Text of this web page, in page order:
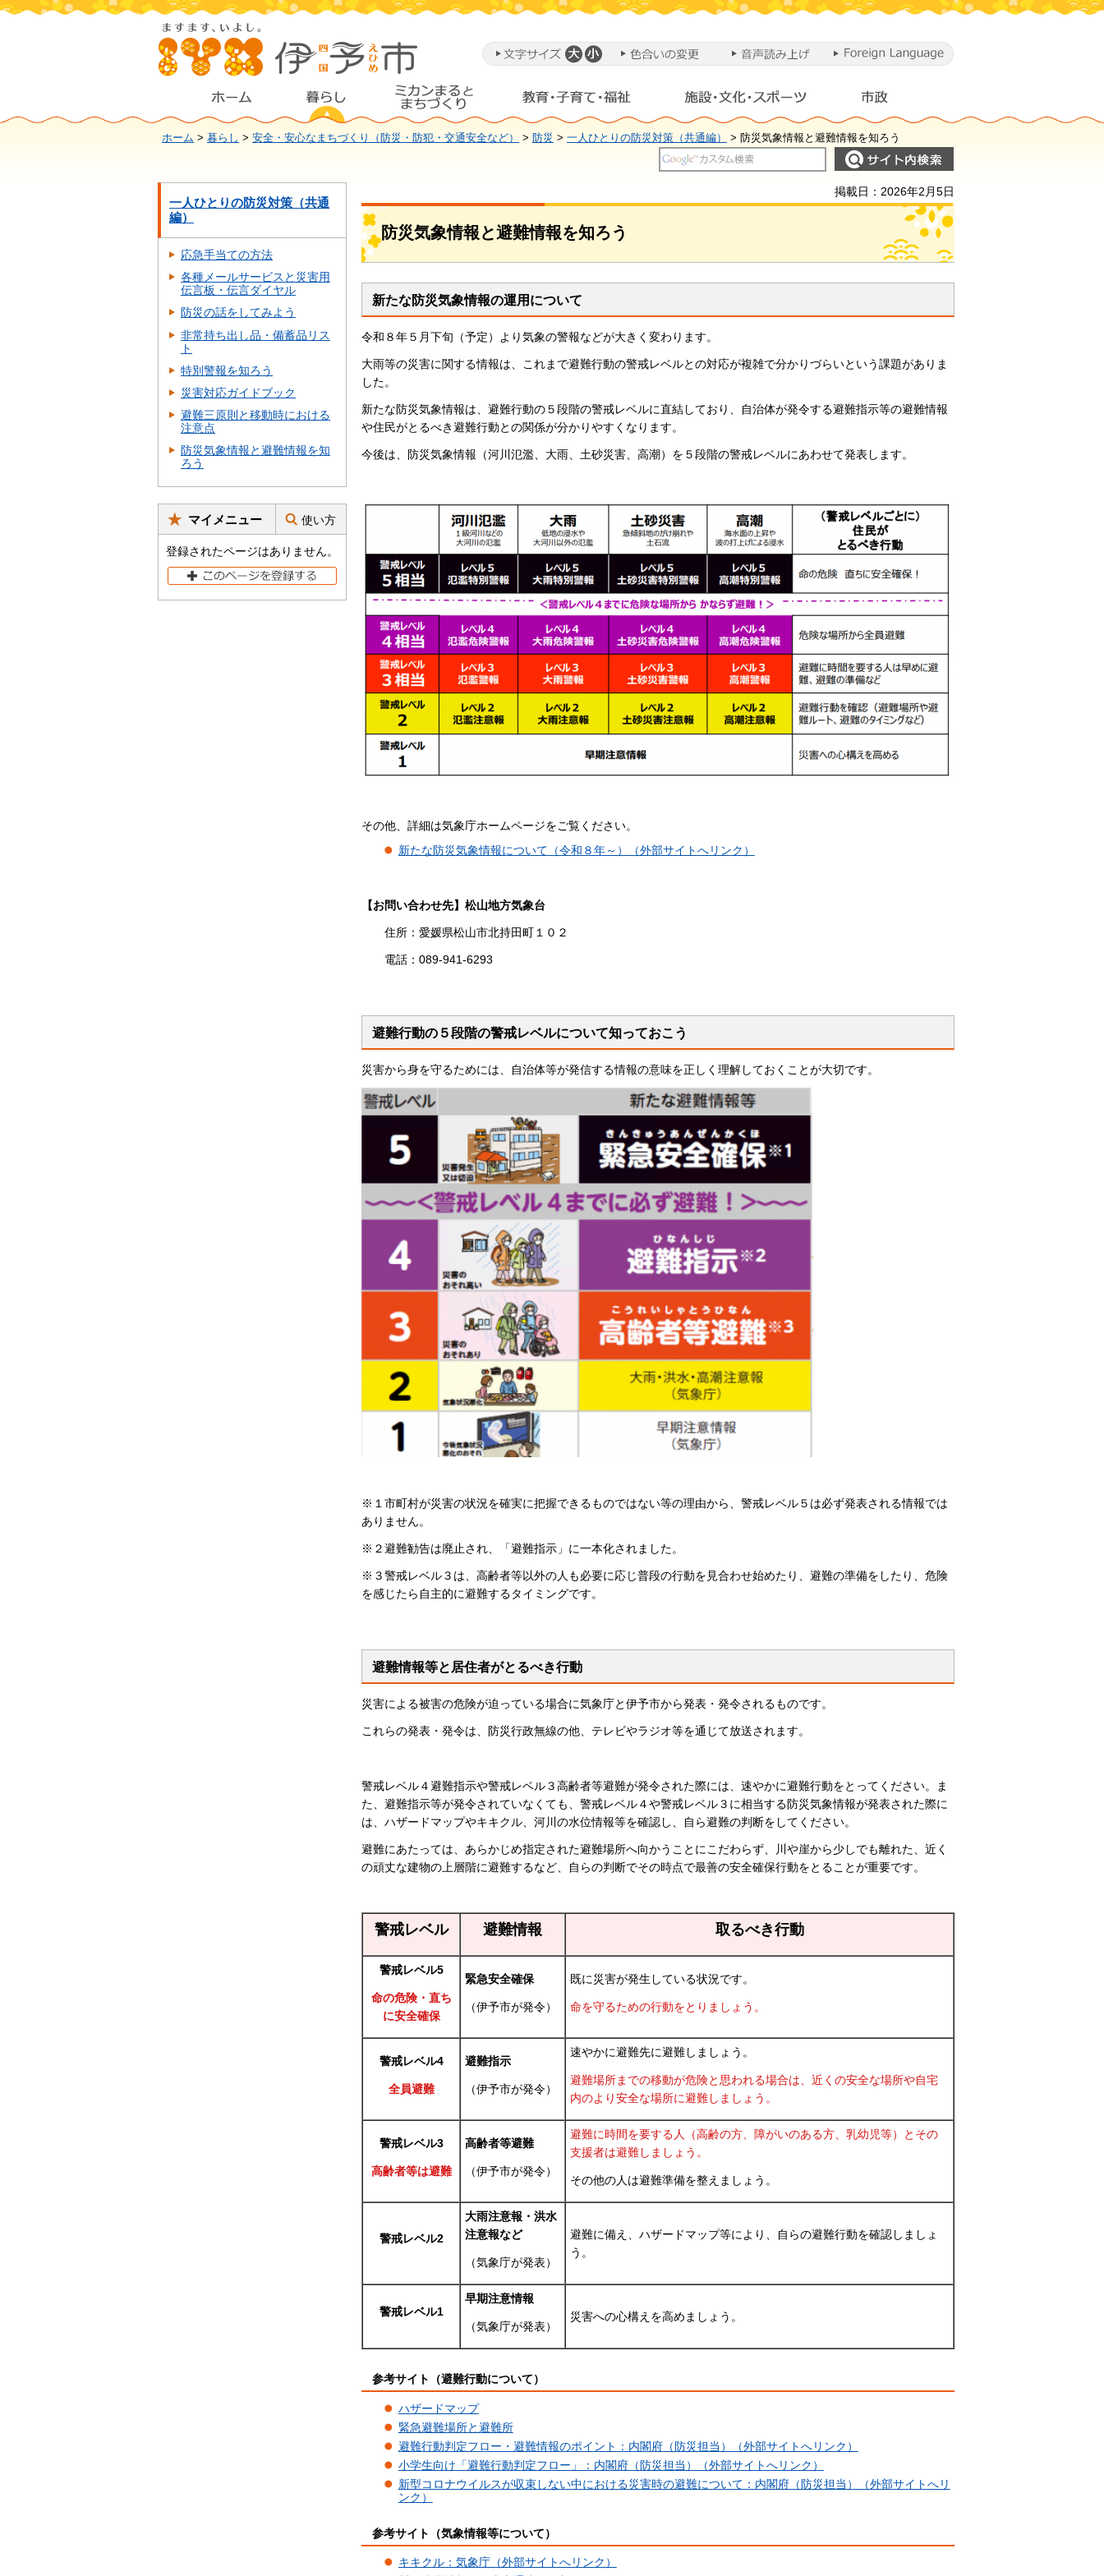
ホーム > 暮らし > 安全・安心なまちづくり（防災・防犯・交通安全など） > 防災 > 一人ひとりの防災対策（共通編） > 防災気象情報と避難情報を知ろう
一人ひとりの防災対策（共通
編）
応急手当ての方法
各種メールサービスと災害用
伝言板・伝言ダイヤル
防災の話をしてみよう
非常持ち出し品・備蓄品リス
ト
特別警報を知ろう
災害対応ガイドブック
避難三原則と移動時における
注意点
防災気象情報と避難情報を知
ろう
マイメニュー 使い方
登録されたページはありません。
掲載日：2026年2月5日
防災気象情報と避難情報を知ろう
新たな防災気象情報の運用について
令和８年５月下旬（予定）より気象の警報などが大きく変わります。
大雨等の災害に関する情報は、これまで避難行動の警戒レベルとの対応が複雑で分かりづらいという課題がありま
した。
新たな防災気象情報は、避難行動の５段階の警戒レベルに直結しており、自治体が発令する避難指示等の避難情報
や住民がとるべき避難行動との関係が分かりやすくなります。
今後は、防災気象情報（河川氾濫、大雨、土砂災害、高潮）を５段階の警戒レベルにあわせて発表します。
その他、詳細は気象庁ホームページをご覧ください。
新たな防災気象情報について（令和８年～）（外部サイトへリンク）
【お問い合わせ先】松山地方気象台
住所：愛媛県松山市北持田町１０２
電話：089-941-6293
避難行動の５段階の警戒レベルについて知っておこう
災害から身を守るためには、自治体等が発信する情報の意味を正しく理解しておくことが大切です。
※１市町村が災害の状況を確実に把握できるものではない等の理由から、警戒レベル５は必ず発表される情報では
ありません。
※２避難勧告は廃止され、「避難指示」に一本化されました。
※３警戒レベル３は、高齢者等以外の人も必要に応じ普段の行動を見合わせ始めたり、避難の準備をしたり、危険
を感じたら自主的に避難するタイミングです。
避難情報等と居住者がとるべき行動
災害による被害の危険が迫っている場合に気象庁と伊予市から発表・発令されるものです。
これらの発表・発令は、防災行政無線の他、テレビやラジオ等を通じて放送されます。
警戒レベル４避難指示や警戒レベル３高齢者等避難が発令された際には、速やかに避難行動をとってください。ま
た、避難指示等が発令されていなくても、警戒レベル４や警戒レベル３に相当する防災気象情報が発表された際に
は、ハザードマップやキキクル、河川の水位情報等を確認し、自ら避難の判断をしてください。
避難にあたっては、あらかじめ指定された避難場所へ向かうことにこだわらず、川や崖から少しでも離れた、近く
の頑丈な建物の上層階に避難するなど、自らの判断でその時点で最善の安全確保行動をとることが重要です。
警戒レベル 避難情報 取るべき行動
警戒レベル5
命の危険・ 直ち
に安全確保
緊急安全確保
（伊予市が発令）
既に災害が発生している状況です。
命を守るための行動をとりましょう。
警戒レベル4
全員避難
避難指示
（伊予市が発令）
速やかに避難先に避難しましょう。
避難場所までの移動が危険と思われる場合は、近くの安全な場所や自宅
内のより安全な場所に避難しましょう。
警戒レベル3
高齢者等は避難
高齢者等避難
（伊予市が発令）
避難に時間を要する人（高齢の方、障がいのある方、乳幼児等）とその
支援者は避難しましょう。
その他の人は避難準備を整えましょう。
警戒レベル2
大雨注意報・洪水
注意報など
（気象庁が発表）
避難に備え、ハザードマップ等により、自らの避難行動を確認しましょ
う。
警戒レベル1
早期注意情報
（気象庁が発表）
災害への心構えを高めましょう。
参考サイト（避難行動について）
ハザードマップ
緊急避難場所と避難所
避難行動判定フロー・避難情報のポイント：内閣府（防災担当）（外部サイトへリンク）
小学生向け「避難行動判定フロー」：内閣府（防災担当）（外部サイトへリンク）
新型コロナウイルスが収束しない中における災害時の避難について：内閣府（防災担当）（外部サイトへリ
ンク）
参考サイト（気象情報等について）
キキクル：気象庁（外部サイトへリンク）